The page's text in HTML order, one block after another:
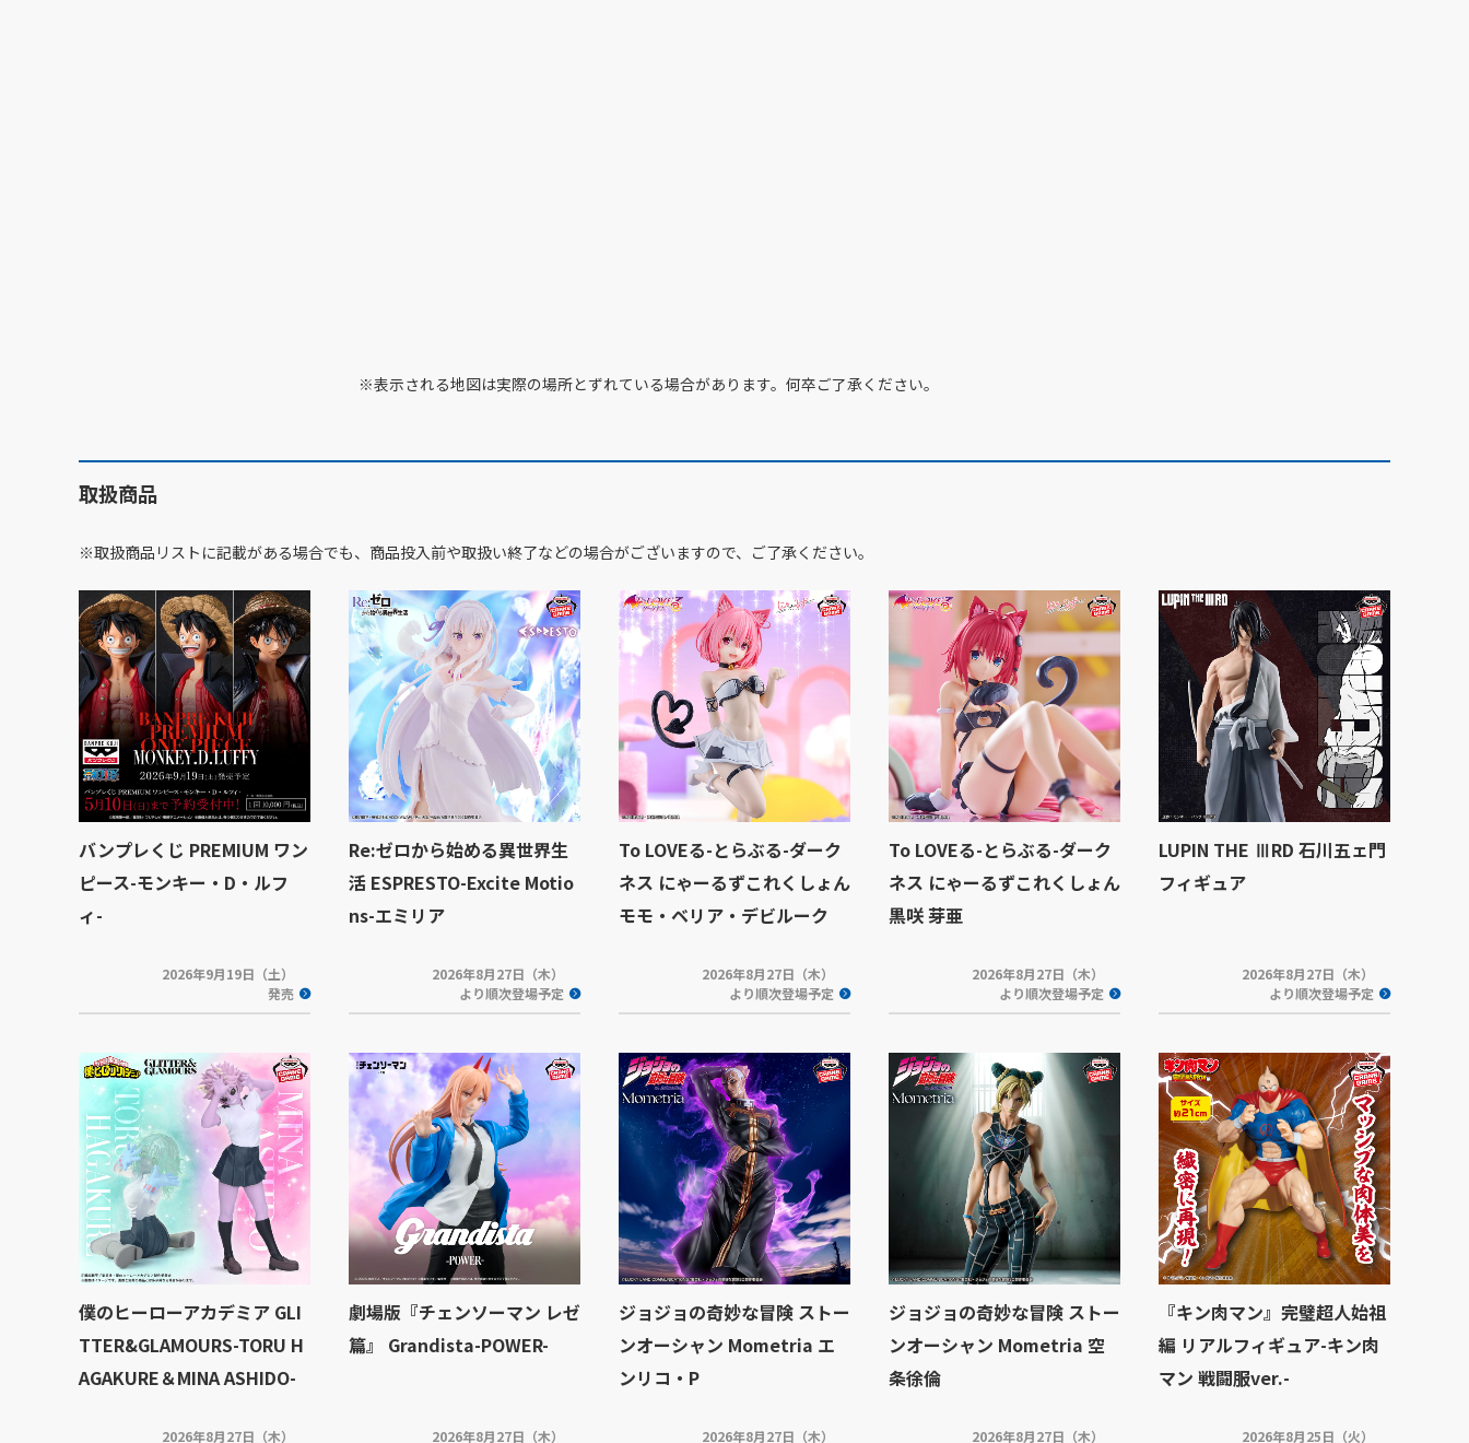
※表示される地図は実際の場所とずれている場合があります。何卒ご了承ください。
取扱商品
※取扱商品リストに記載がある場合でも、商品投入前や取扱い終了などの場合がございますので、ご了承ください。
バンプレくじ PREMIUM ワン
ピース-モンキー・D・ルフ
ィ-
2026年9月19日（土）
発売
Re:ゼロから始める異世界生
活 ESPRESTO-Excite Motio
ns-エミリア
2026年8月27日（木）
より順次登場予定
To LOVEる-とらぶる-ダーク
ネス にゃーるずこれくしょん
モモ・ベリア・デビルーク
2026年8月27日（木）
より順次登場予定
To LOVEる-とらぶる-ダーク
ネス にゃーるずこれくしょん
黒咲 芽亜
2026年8月27日（木）
より順次登場予定
LUPIN THE ⅢRD 石川五ェ門
フィギュア
2026年8月27日（木）
より順次登場予定
僕のヒーローアカデミア GLI
TTER&GLAMOURS-TORU H
AGAKURE＆MINA ASHIDO-
2026年8月27日（木）
劇場版『チェンソーマン レゼ
篇』 Grandista-POWER-
2026年8月27日（木）
ジョジョの奇妙な冒険 ストー
ンオーシャン Mometria エ
ンリコ・P
2026年8月27日（木）
ジョジョの奇妙な冒険 ストー
ンオーシャン Mometria 空
条徐倫
2026年8月27日（木）
『キン肉マン』完璧超人始祖
編 リアルフィギュア-キン肉
マン 戦闘服ver.-
2026年8月25日（火）